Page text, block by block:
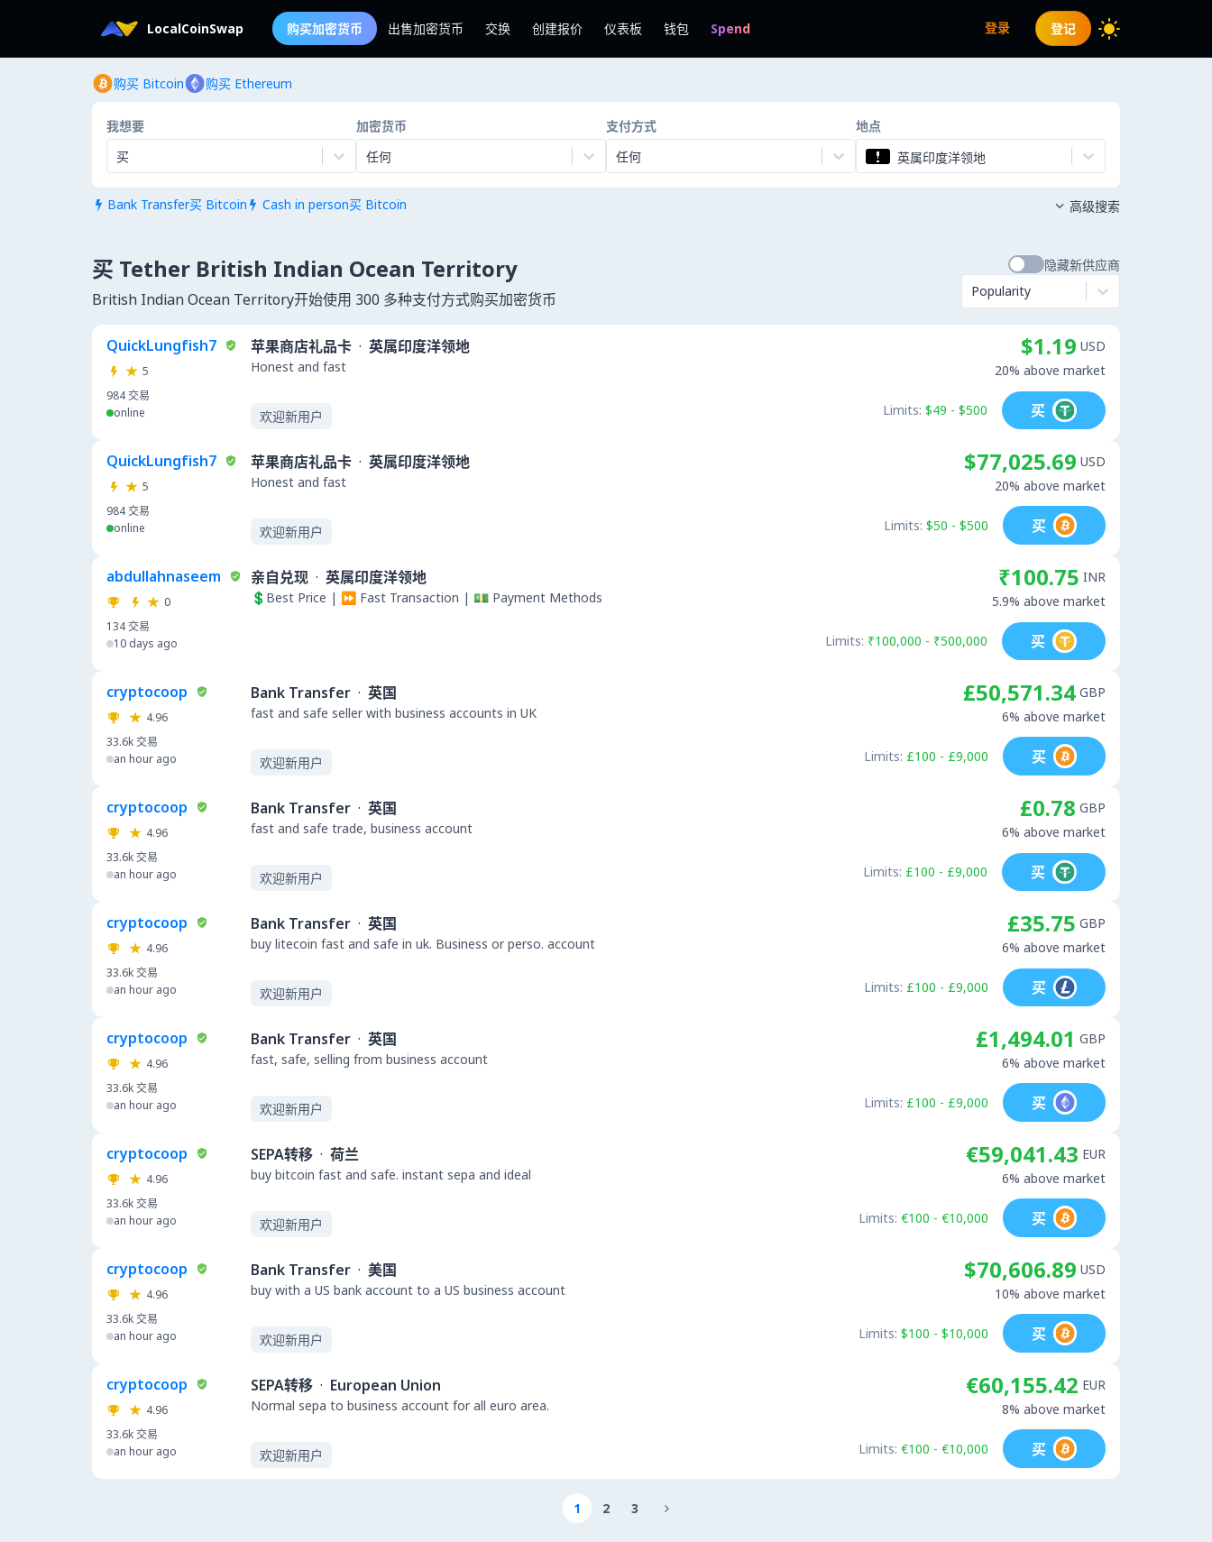
LocalCoinSwap 购买加密货币 出售加密货币 交换 创建报价 仪表板 钱包 Spend 登录 登记
购买 Bitcoin 购买 Ethereum
我想要
买
加密货币
任何
支付方式
任何
地点
英属印度洋领地
 Bank Transfer买 Bitcoin  Cash in person买 Bitcoin  高级搜索
买 Tether British Indian Ocean Territory
British Indian Ocean Territory开始使用 300 多种支付方式购买加密货币
隐藏新供应商
Popularity
QuickLungfish7
5
984交易
online
苹果商店礼品卡 · 英属印度洋领地
Honest and fast
欢迎新用户
$1.19 USD
20% above market
Limits: $49 - $500 买
QuickLungfish7
5
984交易
online
苹果商店礼品卡 · 英属印度洋领地
Honest and fast
欢迎新用户
$77,025.69 USD
20% above market
Limits: $50 - $500 买
abdullahnaseem
0
134交易
10 days ago
亲自兑现 · 英属印度洋领地
💲Best Price | ⏩ Fast Transaction | 💵 Payment Methods
₹100.75 INR
5.9% above market
Limits: ₹100,000 - ₹500,000 买
cryptocoop
4.96
33.6k交易
an hour ago
Bank Transfer · 英国
fast and safe seller with business accounts in UK
欢迎新用户
£50,571.34 GBP
6% above market
Limits: £100 - £9,000 买
cryptocoop
4.96
33.6k交易
an hour ago
Bank Transfer · 英国
fast and safe trade, business account
欢迎新用户
£0.78 GBP
6% above market
Limits: £100 - £9,000 买
cryptocoop
4.96
33.6k交易
an hour ago
Bank Transfer · 英国
buy litecoin fast and safe in uk. Business or perso. account
欢迎新用户
£35.75 GBP
6% above market
Limits: £100 - £9,000 买
cryptocoop
4.96
33.6k交易
an hour ago
Bank Transfer · 英国
fast, safe, selling from business account
欢迎新用户
£1,494.01 GBP
6% above market
Limits: £100 - £9,000 买
cryptocoop
4.96
33.6k交易
an hour ago
SEPA转移 · 荷兰
buy bitcoin fast and safe. instant sepa and ideal
欢迎新用户
€59,041.43 EUR
6% above market
Limits: €100 - €10,000 买
cryptocoop
4.96
33.6k交易
an hour ago
Bank Transfer · 美国
buy with a US bank account to a US business account
欢迎新用户
$70,606.89 USD
10% above market
Limits: $100 - $10,000 买
cryptocoop
4.96
33.6k交易
an hour ago
SEPA转移 · European Union
Normal sepa to business account for all euro area.
欢迎新用户
€60,155.42 EUR
8% above market
Limits: €100 - €10,000 买
1 2 3 